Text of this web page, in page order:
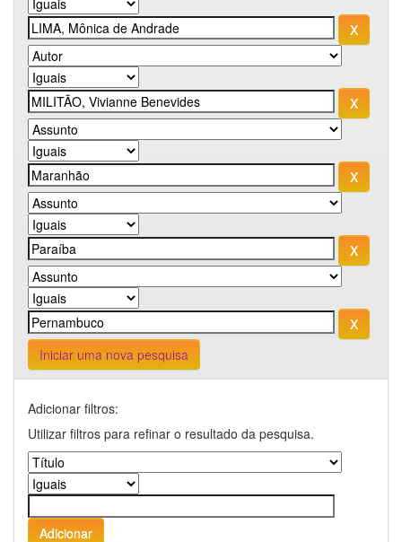
Iniciar uma nova pesquisa
Adicionar filtros:
Utilizar filtros para refinar o resultado da pesquisa.